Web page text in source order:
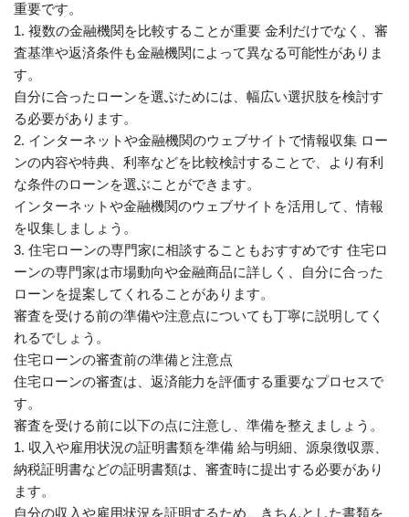
重要です。
1. 複数の金融機関を比較することが重要 金利だけでなく、審
査基準や返済条件も金融機関によって異なる可能性がありま
す。
自分に合ったローンを選ぶためには、幅広い選択肢を検討す
る必要があります。
2. インターネットや金融機関のウェブサイトで情報収集 ロー
ンの内容や特典、利率などを比較検討することで、より有利
な条件のローンを選ぶことができます。
インターネットや金融機関のウェブサイトを活用して、情報
を収集しましょう。
3. 住宅ローンの専門家に相談することもおすすめです 住宅ロ
ーンの専門家は市場動向や金融商品に詳しく、自分に合った
ローンを提案してくれることがあります。
審査を受ける前の準備や注意点についても丁寧に説明してく
れるでしょう。
住宅ローンの審査前の準備と注意点
住宅ローンの審査は、返済能力を評価する重要なプロセスで
す。
審査を受ける前に以下の点に注意し、準備を整えましょう。
1. 収入や雇用状況の証明書類を準備 給与明細、源泉徴収票、
納税証明書などの証明書類は、審査時に提出する必要があり
ます。
自分の収入や雇用状況を証明するため、きちんとした書類を